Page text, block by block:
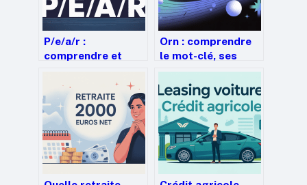
P/e/a/r :
comprendre et
bourse
Orn : comprendre
le mot-clé, ses
usages et ses
enjeux seo